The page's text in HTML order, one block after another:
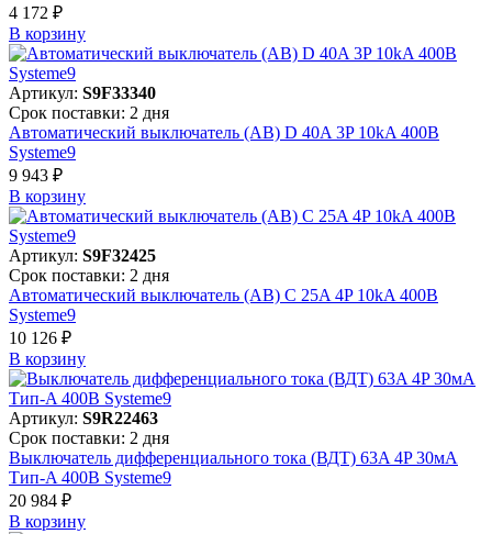
4 172 ₽
В корзинy
Артикул: S9F33340
Срок поставки: 2 дня
Автоматический выключатель (АВ) D 40A 3P 10kA 400В
Systeme9
9 943 ₽
В корзинy
Артикул: S9F32425
Срок поставки: 2 дня
Автоматический выключатель (АВ) C 25A 4P 10kA 400В
Systeme9
10 126 ₽
В корзинy
Артикул: S9R22463
Срок поставки: 2 дня
Выключатель дифференциального тока (ВДТ) 63A 4P 30мА
Тип-A 400В Systeme9
20 984 ₽
В корзинy